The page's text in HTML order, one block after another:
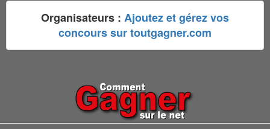
Organisateurs : Ajoutez et gérez vos
concours sur toutgagner.com